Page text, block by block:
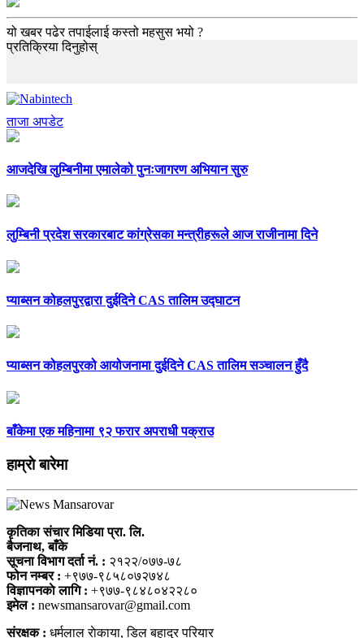
यो खबर पढेर तपाईलाई कस्तो महसुस भयो ?
प्रतिक्रिया दिनुहोस्
ताजा अपडेट
आजदेखि लुम्बिनीमा एमालेको पुनःजागरण अभियान सुरु
लुम्बिनी प्रदेश सरकारबाट कांग्रेसका मन्त्रीहरूले आज राजीनामा दिने
प्याब्सन कोहलपुरद्वारा दुईदिने CAS तालिम उद्घाटन
प्याब्सन कोहलपुरको आयोजनामा दुईदिने CAS तालिम सञ्चालन हुँदै
बाँकेमा एक महिनामा ९२ फरार अपराधी पक्राउ
हाम्राे बारेमा
कृतिका संचार मिडिया प्रा. लि.
बैजनाथ, बाँके
सूचना विभाग दर्ता नं. : २१२२/०७७-७८
फोन नम्बर : +९७७-९८५८०७२७४८
विज्ञापनकाे लागि : +९७७-९८४८०४२२८०
इमेल : newsmansarovar@gmail.com
संरक्षक : धर्मलाल राेकाया, डिल बहादुर परियार